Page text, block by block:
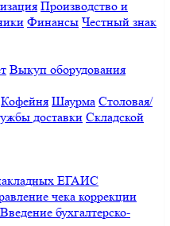
Производство и
Финансы Честный знак
Выкуп оборудования
Кофейня Шаурма Столовая/
доставки Складской
ЕГАИС
чека коррекции
Введение бухгалтерско-